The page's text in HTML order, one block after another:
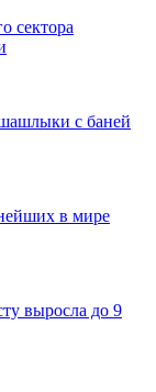
сектора
с баней
в мире
выросла до 9